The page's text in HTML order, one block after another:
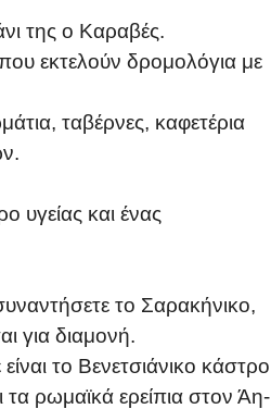
της ο Καραβές.
εκτελούν δρομολόγια με
ταβέρνες, καφετέρια
υγείας και ένας
το Σαρακήνικο,
για διαμονή.
το Βενετσιάνικο κάστρο
ρωμαϊκά ερείπια στον Άη-